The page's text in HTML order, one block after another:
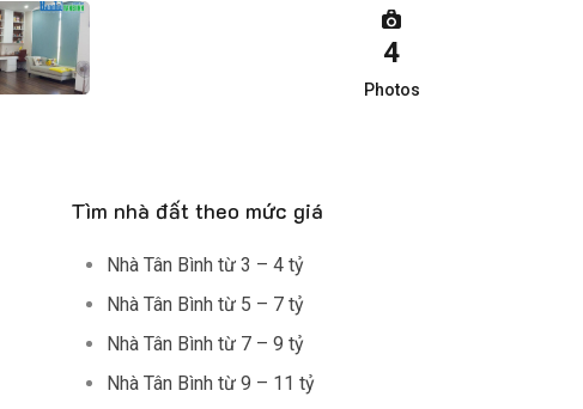
4
Photos
Tìm nhà đất theo mức giá
Nhà Tân Bình từ 3 – 4 tỷ
Nhà Tân Bình từ 5 – 7 tỷ
Nhà Tân Bình từ 7 – 9 tỷ
Nhà Tân Bình từ 9 – 11 tỷ